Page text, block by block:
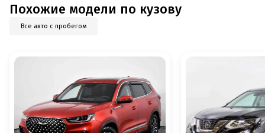
Похожие модели по кузову
Все авто с пробегом